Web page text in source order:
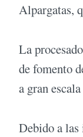
Alpargatas,
La
de fomento
a gran
Debido a